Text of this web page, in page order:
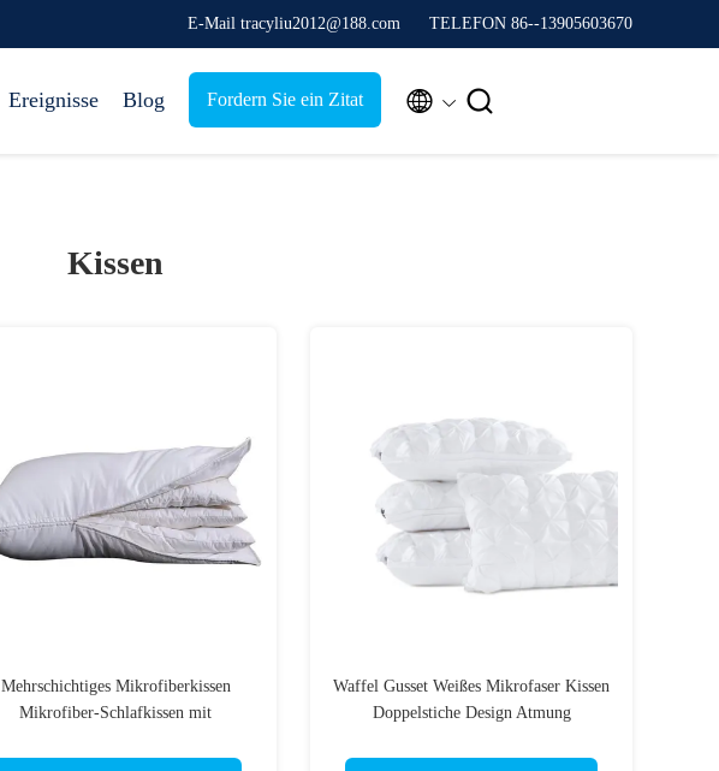
E-Mail tracyliu2012@188.com TELEFON 86--13905603670
Ereignisse Blog Fordern Sie ein Zitat  
Kissen
Mehrschichtiges Mikrofiberkissen
Mikrofiber-Schlafkissen mit
Waffel Gusset Weißes Mikrofaser Kissen
Doppelstiche Design Atmung